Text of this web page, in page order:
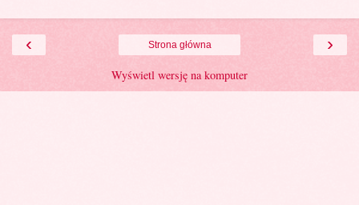
‹ ›
Strona główna
Wyświetl wersję na komputer